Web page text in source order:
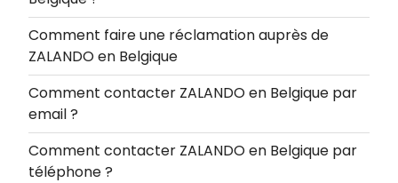
Comment faire une réclamation auprès de
ZALANDO en Belgique
Comment contacter ZALANDO en Belgique par
email ?
Comment contacter ZALANDO en Belgique par
téléphone ?